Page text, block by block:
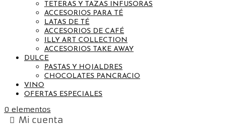
TETERAS Y TAZAS INFUSORAS
ACCESORIOS PARA TÉ
LATAS DE TÉ
ACCESORIOS DE CAFÉ
ILLY ART COLLECTION
ACCESORIOS TAKE AWAY
DULCE
PASTAS Y HOJALDRES
CHOCOLATES PANCRACIO
VINO
OFERTAS ESPECIALES
0 elementos
Mi cuenta